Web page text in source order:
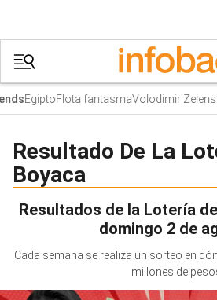
EgiptoFlota fantasmaVolodimir
Resultado De La Loteria De
Boyaca
Resultados de la Lotería
domingo 2 de
Cada semana se realiza un sorteo en
millones de